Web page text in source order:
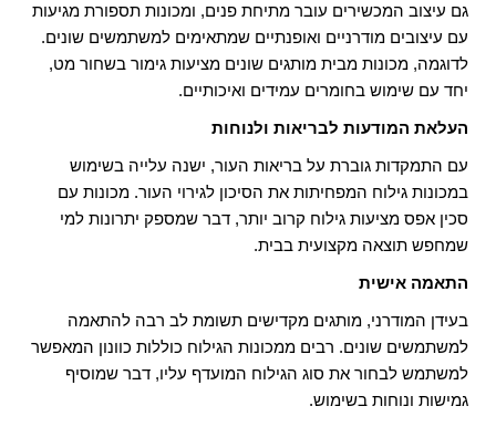
גם עיצוב המכשירים עובר מתיחת פנים, ומכונות תספורת מגיעות
עם עיצובים מודרניים ואופנתיים שמתאימים למשתמשים שונים.
לדוגמה, מכונות מבית מותגים שונים מציעות גימור בשחור מט,
יחד עם שימוש בחומרים עמידים ואיכותיים.
העלאת המודעות לבריאות ולנוחות
עם התמקדות גוברת על בריאות העור, ישנה עלייה בשימוש
במכונות גילוח המפחיתות את הסיכון לגירוי העור. מכונות עם
סכין אפס מציעות גילוח קרוב יותר, דבר שמספק יתרונות למי
שמחפש תוצאה מקצועית בבית.
התאמה אישית
בעידן המודרני, מותגים מקדישים תשומת לב רבה להתאמה
למשתמשים שונים. רבים ממכונות הגילוח כוללות כוונון המאפשר
למשתמש לבחור את סוג הגילוח המועדף עליו, דבר שמוסיף
גמישות ונוחות בשימוש.